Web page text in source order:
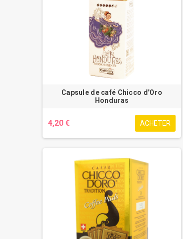
Capsule de café Chicco d'Oro
Honduras
4,20 € ACHETER